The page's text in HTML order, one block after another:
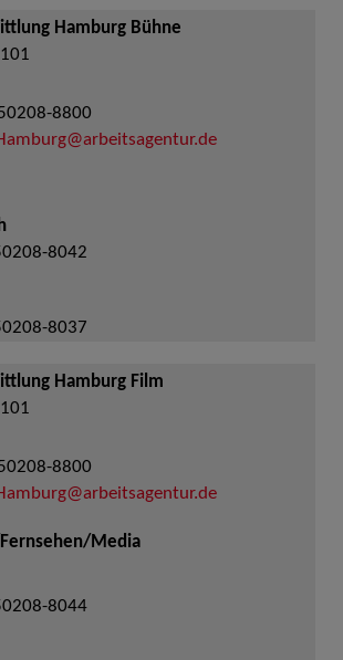
Hamburg Bühne
8800
8042
8037
Hamburg Film
8800
Media
8044